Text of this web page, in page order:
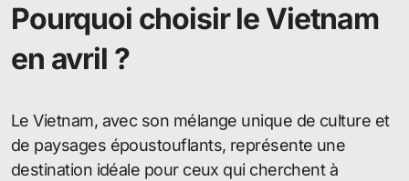
Pourquoi choisir le Vietnam
en avril ?
Le Vietnam, avec son mélange unique de culture et
de paysages époustouflants, représente une
destination idéale pour ceux qui cherchent à